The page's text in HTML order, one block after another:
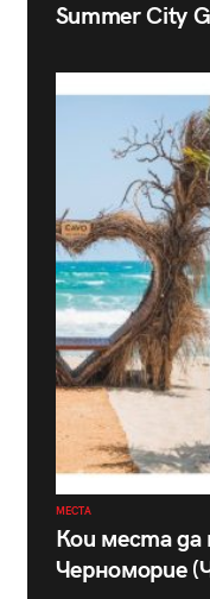
Summer City
МЕСТА
Кои места
Черноморие